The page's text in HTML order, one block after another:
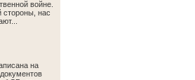
войне.
стороны, нас
на